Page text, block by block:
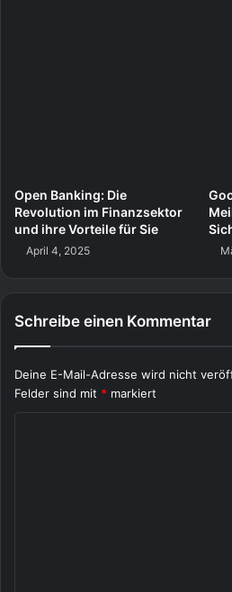
Open Banking: Die
Revolution im Finanzsektor
und ihre Vorteile für Sie
April 4, 2025
Schreibe einen Kommentar
Deine E-Mail-Adresse wird nicht
Felder sind mit * markiert